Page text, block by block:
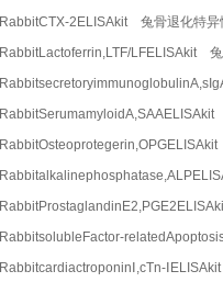
RabbitCTX-2ELISAkit 兔骨退化特异
RabbitLactoferrin,LTF/LFELISAkit
RabbitsolubleFactor-
RabbitcardiactroponinⅠ,cTn-